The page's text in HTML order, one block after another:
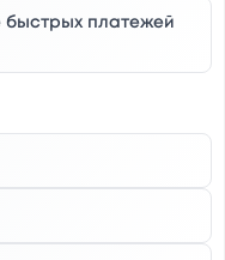
платежей